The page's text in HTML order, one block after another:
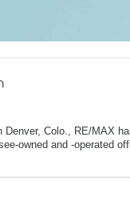
Denver, Colo., RE/MAX
owned and -operated